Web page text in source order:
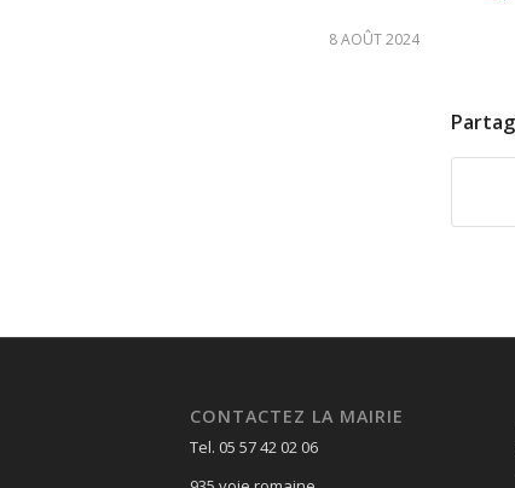
8 AOÛT 2024
CONTACTEZ LA MAIRIE
Tel. 05 57 42 02 06